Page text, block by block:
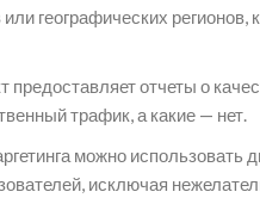
географических регионов,
предоставляет отчеты о
трафик, а какие — нет.
можно использовать
исключая